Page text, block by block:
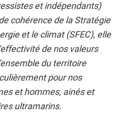
et indépendants)
cohérence de la Stratégie
et le climat (SFEC), elle
de nos valeurs
du territoire
pour nos
et hommes, ainés et
ultramarins.